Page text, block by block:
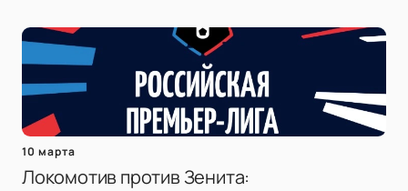
10 марта
Локомотив против Зенита: